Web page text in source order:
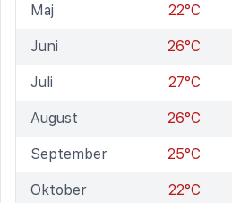
Maj 22°C
Juni 26°C
Juli 27°C
August 26°C
September 25°C
Oktober 22°C